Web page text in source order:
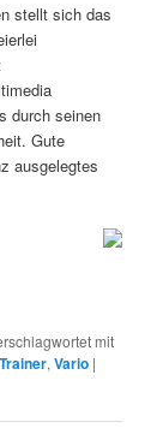
stellt sich das
durch seinen
Gute
ausgelegtes
mit
Trainer,Vario |